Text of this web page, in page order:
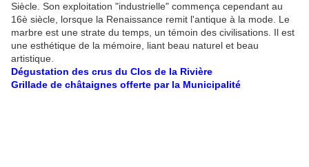
Siècle. Son exploitation "industrielle" commença cependant au
16è siècle, lorsque la Renaissance remit l'antique à la mode. Le
marbre est une strate du temps, un témoin des civilisations. Il est
une esthétique de la mémoire, liant beau naturel et beau
artistique.
Dégustation des crus du Clos de la Rivière
Grillade de châtaignes offerte par la Municipalité